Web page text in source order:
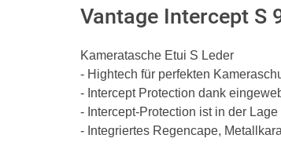
Vantage Intercept S
Kameratasche Etui S Leder
- Hightech für perfekten
- Intercept Protection dank
- Intercept-Protection ist in der
- Integriertes Regencape,